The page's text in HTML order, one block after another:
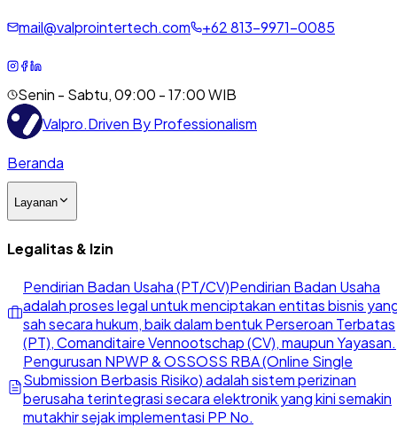
mail@valprointertech.com +62813-9971-0085
Senin - Sabtu, 09:00 - 17:00 WIB
Valpro.Driven By Professionalism
Beranda
Layanan
Legalitas & Izin
Pendirian Badan Usaha (PT/CV)Pendirian Badan Usaha
adalah proses legal untuk menciptakan entitas bisnis
sah secara hukum, baik dalam bentuk Perseroan Terbatas
(PT), Comanditaire Vennootschap (CV), maupun Yayasan.
Pengurusan NPWP & OSSOSS RBA (Online Single
Submission Berbasis Risiko) adalah sistem perizinan
berusaha terintegrasi secara elektronik yang kini semakin
mutakhir sejak implementasi PP No.